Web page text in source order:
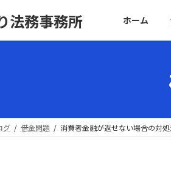
法務事務所 ホーム
グ 借金問題 消費者金融が返せない場合の対